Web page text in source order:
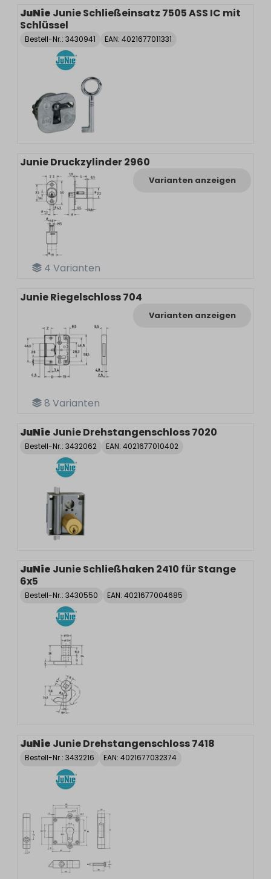
JuNie Junie Schließeinsatz 7505 ASS IC mit
Schlüssel
Bestell-Nr.: 3430941 EAN: 4021677011331
4 Varianten
Junie Druckzylinder 2960
Varianten anzeigen
8 Varianten
Junie Riegelschloss 704
Varianten anzeigen
JuNie Junie Drehstangenschloss 7020
Bestell-Nr.: 3432062 EAN: 4021677010402
JuNie Junie Schließhaken 2410 für Stange
6x5
Bestell-Nr.: 3430550 EAN: 4021677004685
JuNie Junie Drehstangenschloss 7418
Bestell-Nr.: 3432216 EAN: 4021677032374